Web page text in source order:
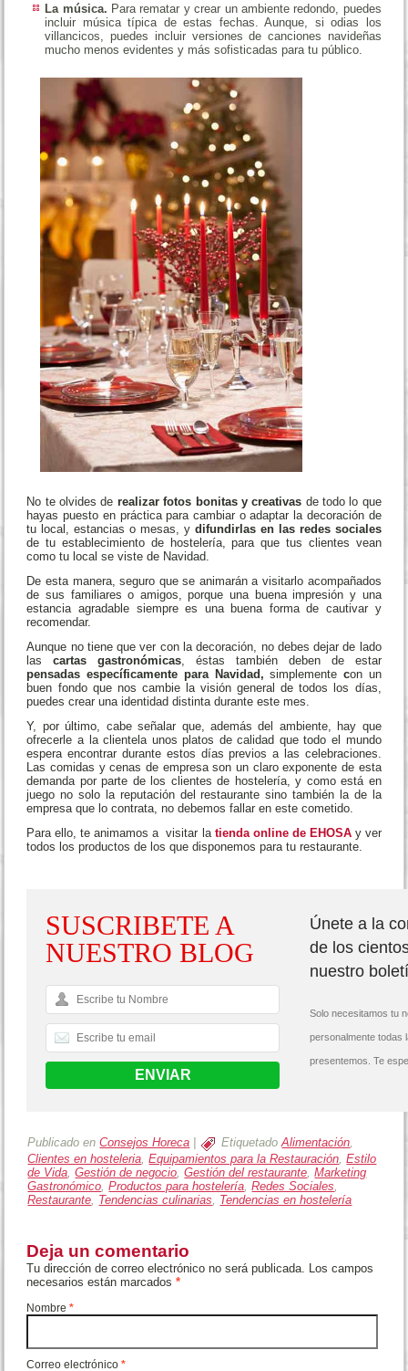
La música. Para rematar y crear un ambiente redondo, puedes
incluir música típica de estas fechas. Aunque, si odias los
villancicos, puedes incluir versiones de canciones navideñas
mucho menos evidentes y más sofisticadas para tu público.
No te olvides de realizar fotos bonitas y creativas de todo lo que
hayas puesto en práctica para cambiar o adaptar la decoración de
tu local, estancias o mesas, y difundirlas en las redes sociales
de tu establecimiento de hostelería, para que tus clientes vean
como tu local se viste de Navidad.
De esta manera, seguro que se animarán a visitarlo acompañados
de sus familiares o amigos, porque una buena impresión y una
estancia agradable siempre es una buena forma de cautivar y
recomendar.
Aunque no tiene que ver con la decoración, no debes dejar de lado
lascartas gastronómicas , éstas también deben de estar
pensadas específicamente para Navidad,simplemente con un
buen fondo que nos cambie la visión general de todos los días,
puedes crear una identidad distinta durante este mes.
Y, por último, cabe señalar que, además del ambiente, hay que
ofrecerle a la clientela unos platos de calidad que todo el mundo
espera encontrar durante estos días previos a las celebraciones.
Las comidas y cenas de empresa son un claro exponente de esta
demanda por parte de los clientes de hostelería, y como está en
juego no solo la reputación del restaurante sino también la de la
empresa que lo contrata, no debemos fallar en este cometido.
Para ello, te animamos a visitar la tienda online de EHOSAy ver
todos los productos de los que disponemos para tu restaurante.
SUSCRIBETE A
NUESTRO BLOG
Únete a la
de los
nuestro
Solo necesitamos tu
personalmente todas
presentemos. Te
Publicado en Consejos Horeca Etiquetado Alimentación,
Clientes en hosteleria ,Equipamientos para la Restauración ,Estilo
de Vida ,Gestión de negocio ,Gestión del restaurante ,Marketing
Gastronómico ,Productos para hostelería ,Redes Sociales
Restaurante Tendencias culinarias Tendencias en hostelería
Deja un comentario
Tu dirección de correo electrónico no será publicada. Los campos
necesarios están marcados*
Nombre*
Correo electrónico*